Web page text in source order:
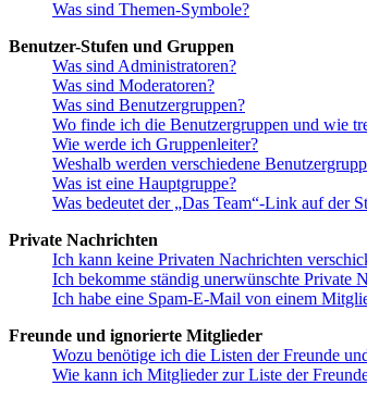
Was sind Themen-Symbole?
Benutzer-Stufen und Gruppen
Was sind Administratoren?
Was sind Moderatoren?
Was sind Benutzergruppen?
Wo finde ich die Benutzergruppen und wie
Wie werde ich Gruppenleiter?
Weshalb werden verschiedene
Was ist eine Hauptgruppe?
Was bedeutet der „Das Team“-Link auf der
Private Nachrichten
Ich kann keine Privaten Nachrichten
Ich bekomme ständig unerwünschte Private
Ich habe eine Spam-E-Mail von einem
Freunde und ignorierte Mitglieder
Wozu benötige ich die Listen der Freunde
Wie kann ich Mitglieder zur Liste der